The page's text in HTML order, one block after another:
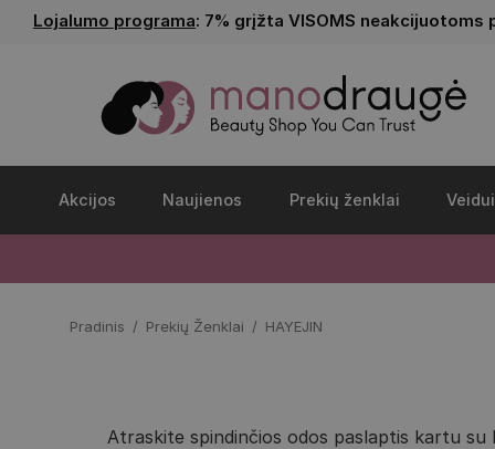
Lojalumo programa: 7% grįžta VISOMS neakcijuotoms
Akcijos Naujienos Prekių ženklai
Pradinis Prekių Ženklai HAYEJIN
Atraskite spindinčios odos paslaptis kartu su